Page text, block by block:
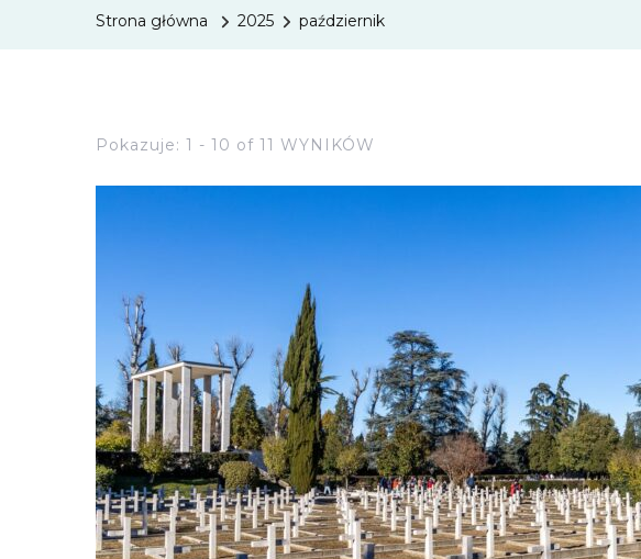
Strona główna 2025 październik
Pokazuje: 1 - 10 of 11 WYNIKÓW